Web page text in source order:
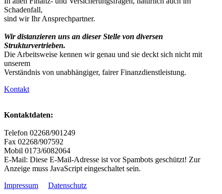
Schadenfall,
sind wir Ihr Ansprechpartner.
Wir distanzieren uns an dieser Stelle von diversen
Strukturvertrieben.
Die Arbeitsweise kennen wir genau und sie deckt sich nicht mit
unserem
Verständnis von unabhängiger, fairer Finanzdienstleistung.
Kontakt
Kontaktdaten:
Telefon 02268/901249
Fax 02268/907592
Mobil 0173/6082064
E-Mail: Diese E-Mail-Adresse ist vor Spambots geschützt! Zur
Anzeige muss JavaScript eingeschaltet sein.
Impressum
Datenschutz